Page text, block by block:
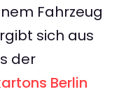
Fahrzeug
sich aus
der
Berlin